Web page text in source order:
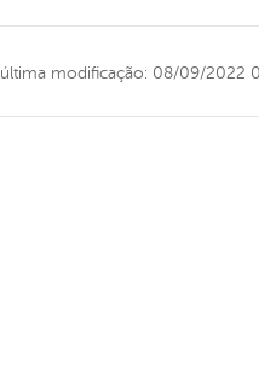
última modificação: 08/09/2022